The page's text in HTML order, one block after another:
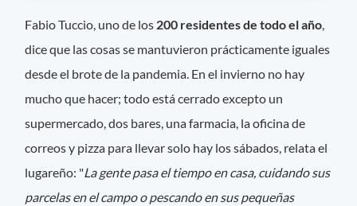
Fabio Tuccio, uno de los 200 residentes de todo el año,
dice que las cosas se mantuvieron prácticamente iguales
desde el brote de la pandemia. En el invierno no hay
mucho que hacer; todo está cerrado excepto un
supermercado, dos bares, una farmacia, la oficina de
correos y pizza para llevar solo hay los sábados, relata el
lugareño: "La gente pasa el tiempo en casa, cuidando sus
parcelas en el campo o pescando en sus pequeñas